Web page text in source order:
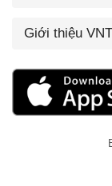
Giới thiệu